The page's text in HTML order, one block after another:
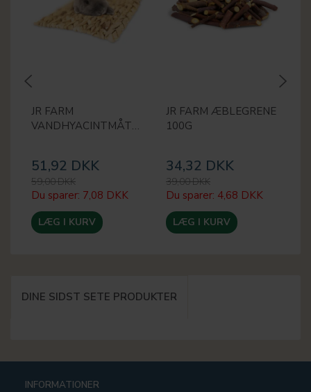
JR FARM
VANDHYACINTMÅTTE
51,92 DKK
59,00 DKK
Du sparer: 7,08 DKK
LÆG I KURV
JR FARM ÆBLEGRENE
100G
34,32 DKK
39,00 DKK
Du sparer: 4,68 DKK
LÆG I KURV
DINE SIDST SETE PRODUKTER
INFORMATIONER